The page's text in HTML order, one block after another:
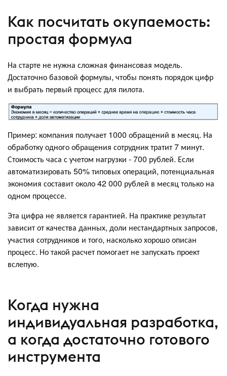
Как посчитать окупаемость:
простая формула
На старте не нужна сложная финансовая модель.
Достаточно базовой формулы, чтобы понять порядок цифр
и выбрать первый процесс для пилота.
Пример: компания получает 1000 обращений в месяц. На
обработку одного обращения сотрудник тратит 7 минут.
Стоимость часа с учетом нагрузки - 700 рублей. Если
автоматизировать 50% типовых операций, потенциальная
экономия составит около 42 000 рублей в месяц только на
одном процессе.
Эта цифра не является гарантией. На практике результат
зависит от качества данных, доли нестандартных запросов,
участия сотрудников и того, насколько хорошо описан
процесс. Но такой расчет помогает не запускать проект
вслепую.
Когда нужна
индивидуальная разработка,
а когда достаточно готового
инструмента